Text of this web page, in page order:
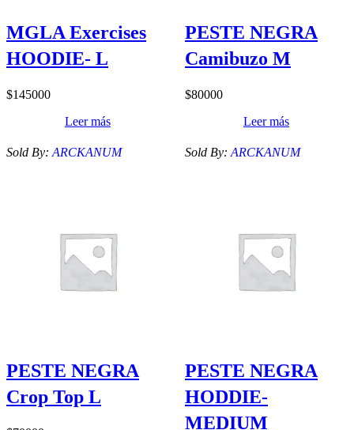
MGLA Exercises
HOODIE- L
$145000
Leer más
Sold By: ARCKANUM
PESTE NEGRA
Camibuzo M
$80000
Leer más
Sold By: ARCKANUM
PESTE NEGRA
Crop Top L
PESTE NEGRA
HODDIE-
MEDIUM